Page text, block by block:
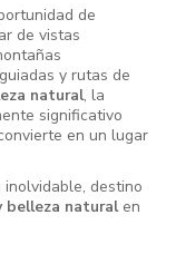
de
de vistas
y rutas de
natural, la
significativo
en un lugar
destino
belleza naturalen